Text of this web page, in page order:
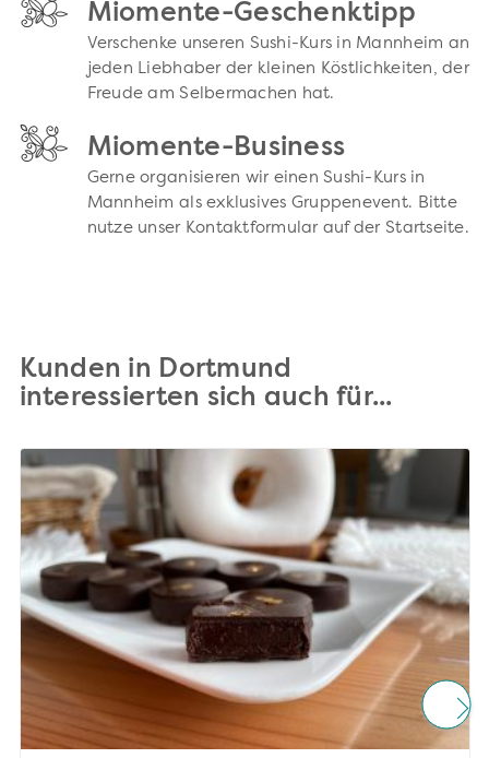
Miomente-Geschenktipp
Verschenke unseren Sushi-Kurs in Mannheim an
jeden Liebhaber der kleinen Köstlichkeiten, der
Freude am Selbermachen hat.
Miomente-Business
Gerne organisieren wir einen Sushi-Kurs in
Mannheim als exklusives Gruppenevent. Bitte
nutze unser Kontaktformular auf der Startseite.
Kunden in Dortmund
interessierten sich auch für...